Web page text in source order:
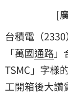
[
台積電（
「萬國通路
TSMC」字樣
工開箱後大讚